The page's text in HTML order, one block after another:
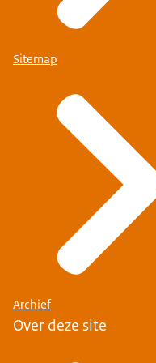
Sitemap
Archief
Over deze site